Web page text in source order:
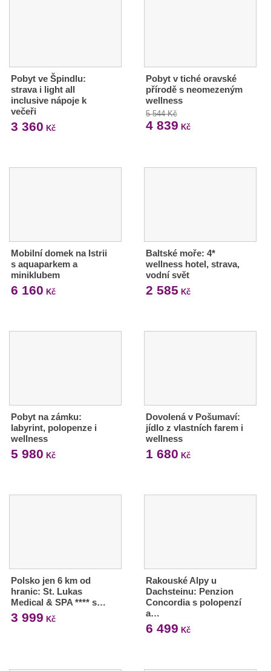
Pobyt ve Špindlu:
strava i light all
inclusive nápoje k
večeři
3 360 Kč
Pobyt v tiché oravské
přírodě s neomezeným
wellness
5 544 Kč
4 839 Kč
Mobilní domek na Istrii
s aquaparkem a
miniklubem
6 160 Kč
Baltské moře: 4*
wellness hotel, strava,
vodní svět
2 585 Kč
Pobyt na zámku:
labyrint, polopenze i
wellness
5 980 Kč
Dovolená v Pošumaví:
jídlo z vlastních farem i
wellness
1 680 Kč
Polsko jen 6 km od
hranic: St. Lukas
Medical & SPA **** s…
3 999 Kč
Rakouské Alpy u
Dachsteinu: Penzion
Concordia s polopenzí
a…
6 499 Kč